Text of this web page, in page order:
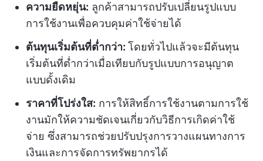
ความยืดหยุ่น: ลูกค้าสามารถปรับเปลี่ยนรูปแบบ
การใช้งานเพื่อควบคุมค่าใช้จ่ายได้
ต้นทุนเริ่มต้นที่ต่ำกว่า: โดยทั่วไปแล้วจะมีต้นทุน
เริ่มต้นที่ต่ำกว่าเมื่อเทียบกับรูปแบบการอนุญาต
แบบดั้งเดิม
ราคาที่โปร่งใส: การให้สิทธิ์การใช้งานตามการใช้
งานมักให้ความชัดเจนเกี่ยวกับวิธีการเกิดค่าใช้
จ่าย ซึ่งสามารถช่วยปรับปรุงการวางแผนทางการ
เงินและการจัดการทรัพยากรได้